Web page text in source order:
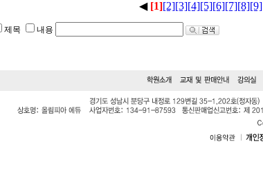
◀ [1][2][3][4][5][6][7][8][9]
제목 내용